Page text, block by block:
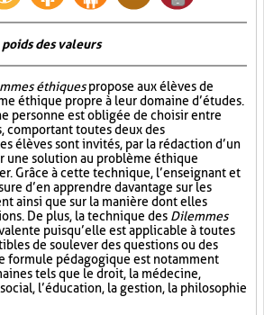
poids des valeurs
éthiquespropose aux élèves de
éthique propre à leur domaine d’études.
personne est obligée de choisir entre
comportant toutes deux des
élèves sont invités, par la rédaction d’un
une solution au problème éthique
Grâce à cette technique, l’enseignant et
d’en apprendre davantage sur les
ainsi que sur la manière dont elles
De plus, la technique des Dilemmes
puisqu’elle est applicable à toutes
de soulever des questions ou des
formule pédagogique est notamment
tels que le droit, la médecine,
l’éducation, la gestion, la philosophie